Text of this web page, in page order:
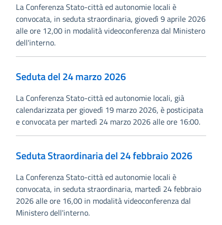
La Conferenza Stato-città ed autonomie locali è
convocata, in seduta straordinaria, giovedì 9 aprile 2026
alle ore 12,00 in modalità videoconferenza dal Ministero
dell'interno.
Seduta del 24 marzo 2026
La Conferenza Stato-città ed autonomie locali, già
calendarizzata per giovedì 19 marzo 2026, è posticipata
e convocata per martedì 24 marzo 2026 alle ore 16:00.
Seduta Straordinaria del 24 febbraio 2026
La Conferenza Stato-città ed autonomie locali è
convocata, in seduta straordinaria, martedì 24 febbraio
2026 alle ore 16,00 in modalità videoconferenza dal
Ministero dell'interno.